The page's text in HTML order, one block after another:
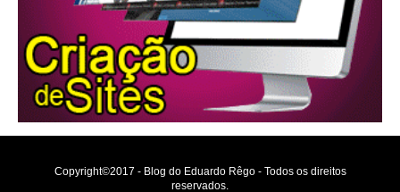
Copyright©2017 - Blog do Eduardo Rêgo - Todos os direitos
reservados.